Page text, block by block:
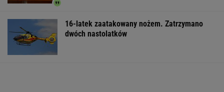
16-latek zaatakowany nożem. Zatrzymano
dwóch nastolatków